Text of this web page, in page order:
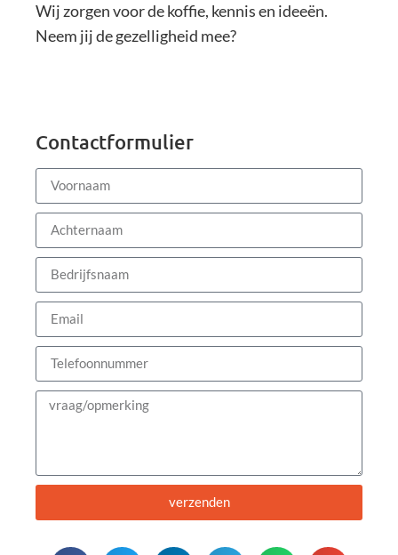
Wij zorgen voor de koffie, kennis en ideeën.
Neem jij de gezelligheid mee?
Contactformulier
verzenden